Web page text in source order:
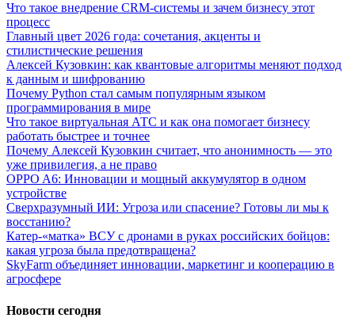
Что такое внедрение CRM-системы и зачем бизнесу этот
процесс
Главный цвет 2026 года: сочетания, акценты и
стилистические решения
Алексей Кузовкин: как квантовые алгоритмы меняют подход
к данным и шифрованию
Почему Python стал самым популярным языком
программирования в мире
Что такое виртуальная АТС и как она помогает бизнесу
работать быстрее и точнее
Почему Алексей Кузовкин считает, что анонимность — это
уже привилегия, а не право
OPPO A6: Инновации и мощный аккумулятор в одном
устройстве
Сверхразумный ИИ: Угроза или спасение? Готовы ли мы к
восстанию?
Катер-«матка» ВСУ с дронами в руках российских бойцов:
какая угроза была предотвращена?
SkyFarm объединяет инновации, маркетинг и кооперацию в
агросфере
Новости сегодня